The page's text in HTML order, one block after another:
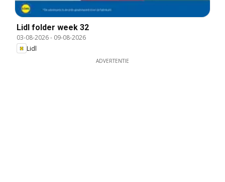
Lidl folder week 32
03-08-2026- 09-08-2026
Lidl
ADVERTENTIE